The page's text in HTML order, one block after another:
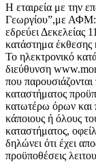
Η εταιρεία με την
Γεωργίου”,με
εδρεύει Δεκελείας
κατάστημα έκθεσης
Το ηλεκτρονικό
διεύθυνση
που
καταστήματος
κατωτέρω όρων και
κάποιους ή όλους
καταστήματος,
δηλώνει ότι έχει
προϋποθέσεις